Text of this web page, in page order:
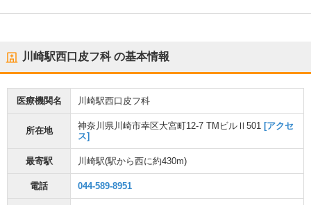
川崎駅西口皮フ科の基本情報
医療機関名 川崎駅西口皮フ科
所在地 神奈川県川崎市幸区大宮町12-7 TMビルⅡ501 [アクセ
ス]
最寄駅 川崎駅(駅から西に約430m)
電話 044-589-8951